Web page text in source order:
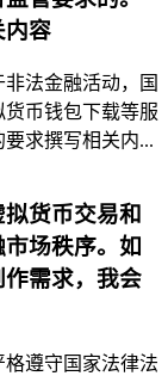
内容
法金融活动，国
币钱包下载等服
求撰写相关内...
货币交易和
场秩序。如
需求，我会
遵守国家法律法